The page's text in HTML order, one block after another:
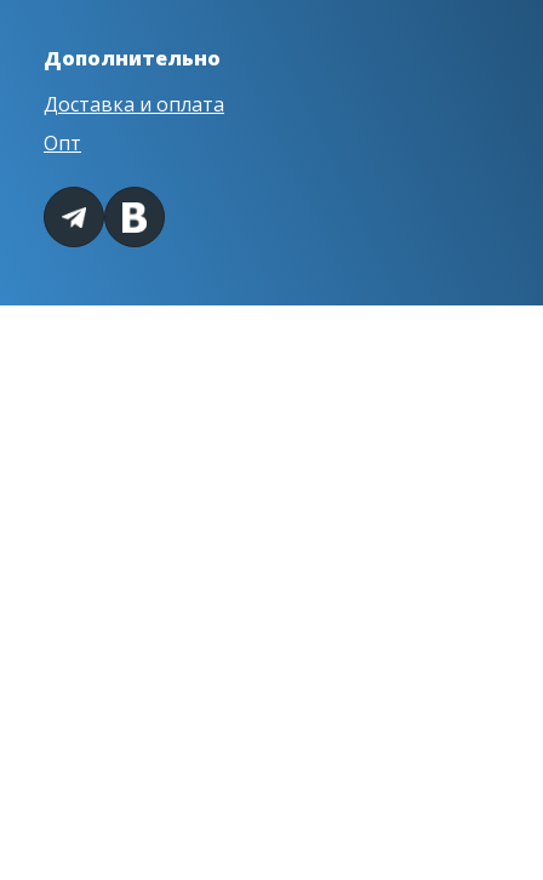
Дополнительно
Доставка и оплата
Опт